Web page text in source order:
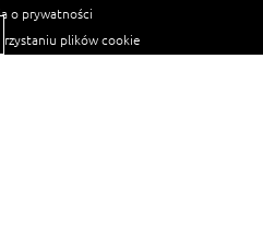
o prywatności
plików cookie